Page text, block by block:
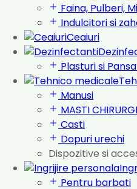
Faina, Pulberi,
Indulcitori si
Ceaiuri
Plasturi si
Manusi
MASTI
Casti
Dopuri urechi
Dispozitive si
Pentru barbati